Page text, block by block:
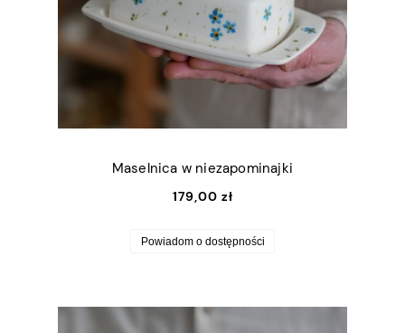
Maselnica w niezapominajki
179,00 zł
Powiadom o dostępności